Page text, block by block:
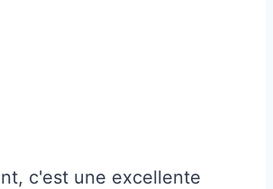
c'est une excellente